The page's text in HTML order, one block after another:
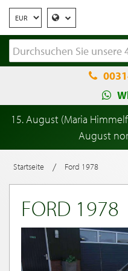
15. August (Maria
August
Startseite / Ford 1978
FORD 1978